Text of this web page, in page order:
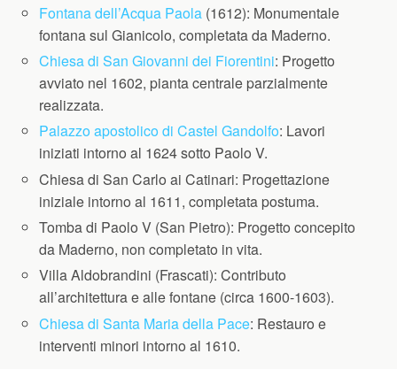
Fontana dell’Acqua Paola (1612): Monumentale
fontana sul Gianicolo, completata da Maderno.
Chiesa di San Giovanni dei Fiorentini: Progetto
avviato nel 1602, pianta centrale parzialmente
realizzata.
Palazzo apostolico di Castel Gandolfo: Lavori
iniziati intorno al 1624 sotto Paolo V.
Chiesa di San Carlo ai Catinari: Progettazione
iniziale intorno al 1611, completata postuma.
Tomba di Paolo V (San Pietro): Progetto concepito
da Maderno, non completato in vita.
Villa Aldobrandini (Frascati): Contributo
all’architettura e alle fontane (circa 1600-1603).
Chiesa di Santa Maria della Pace: Restauro e
interventi minori intorno al 1610.